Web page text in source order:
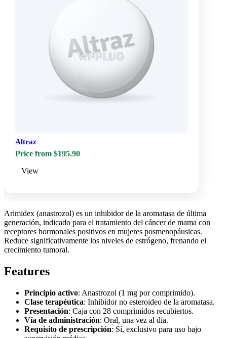
Altraz
Price from $195.90
View
Arimidex (anastrozol) es un inhibidor de la aromatasa de última
generación, indicado para el tratamiento del cáncer de mama con
receptores hormonales positivos en mujeres posmenopáusicas.
Reduce significativamente los niveles de estrógeno, frenando el
crecimiento tumoral.
Features
Principio activo: Anastrozol (1 mg por comprimido).
Clase terapéutica: Inhibidor no esteroideo de la aromatasa.
Presentación: Caja con 28 comprimidos recubiertos.
Vía de administración: Oral, una vez al día.
Requisito de prescripción: Sí, exclusivo para uso bajo